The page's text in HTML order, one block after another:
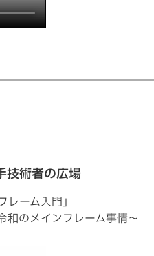
技術者の広場
ーム入門」
和のメインフレーム事情～